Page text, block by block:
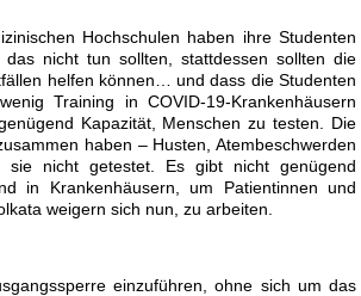
Hochschulen haben ihre Studenten
nicht tun sollten, stattdessen sollten die
helfen können… und dass die Studenten
Training in COVID-19-Krankenhäusern
Kapazität, Menschen zu testen. Die
haben – Husten, Atembeschwerden
nicht getestet. Es gibt nicht genügend
in Krankenhäusern, um Patientinnen und
weigern sich nun, zu arbeiten.
einzuführen, ohne sich um das